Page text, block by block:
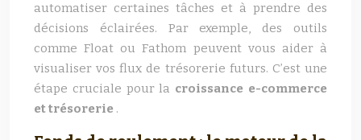
automatiser certaines tâches et à prendre des
décisions éclairées. Par exemple, des outils
comme Float ou Fathom peuvent vous aider à
visualiser vos flux de trésorerie futurs. C’est une
étape cruciale pour la croissance e-commerce
et trésorerie .